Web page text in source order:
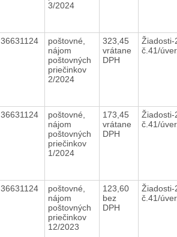
3/2024
36631124
poštovné,
nájom
poštovných
priečinkov
2/2024
323,45
vrátane
DPH
Žiadosti-
č.41/
36631124
poštovné,
nájom
poštovných
priečinkov
1/2024
173,45
vrátane
DPH
Žiadosti-
č.41/
36631124
poštovné,
nájom
poštovných
priečinkov
12/2023
123,60
bez
DPH
Žiadosti-
č.41/